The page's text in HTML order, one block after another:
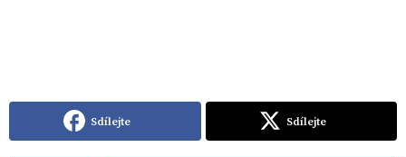
Sdílejte Sdílejte